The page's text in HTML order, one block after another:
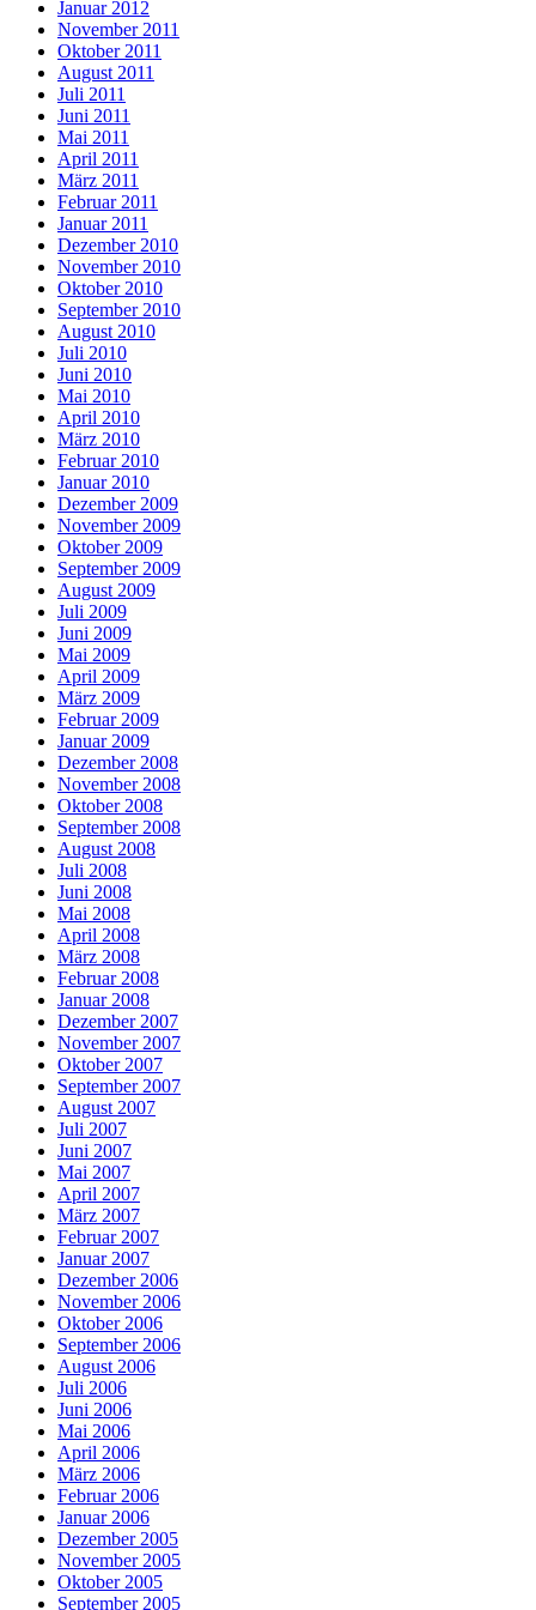
Januar 2012
November 2011
Oktober 2011
August 2011
Juli 2011
Juni 2011
Mai 2011
April 2011
März 2011
Februar 2011
Januar 2011
Dezember 2010
November 2010
Oktober 2010
September 2010
August 2010
Juli 2010
Juni 2010
Mai 2010
April 2010
März 2010
Februar 2010
Januar 2010
Dezember 2009
November 2009
Oktober 2009
September 2009
August 2009
Juli 2009
Juni 2009
Mai 2009
April 2009
März 2009
Februar 2009
Januar 2009
Dezember 2008
November 2008
Oktober 2008
September 2008
August 2008
Juli 2008
Juni 2008
Mai 2008
April 2008
März 2008
Februar 2008
Januar 2008
Dezember 2007
November 2007
Oktober 2007
September 2007
August 2007
Juli 2007
Juni 2007
Mai 2007
April 2007
März 2007
Februar 2007
Januar 2007
Dezember 2006
November 2006
Oktober 2006
September 2006
August 2006
Juli 2006
Juni 2006
Mai 2006
April 2006
März 2006
Februar 2006
Januar 2006
Dezember 2005
November 2005
Oktober 2005
September 2005